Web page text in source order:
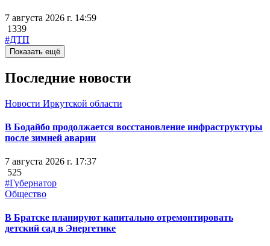
7 августа 2026 г. 14:59
1339
#ДТП
Показать ещё
Последние новости
Новости Иркутской области
В Бодайбо продолжается восстановление инфраструктуры
после зимней аварии
7 августа 2026 г. 17:37
525
#Губернатор
Общество
В Братске планируют капитально отремонтировать
детский сад в Энергетике